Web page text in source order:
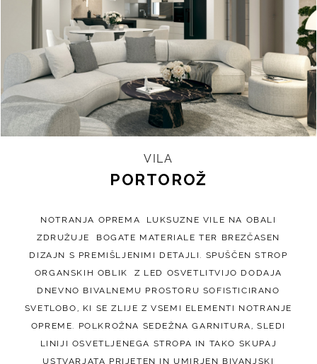
VILA
PORTOROŽ
NOTRANJA OPREMA LUKSUZNE VILE NA OBALI
ZDRUŽUJE BOGATE MATERIALE TER BREZČASEN
DIZAJN S PREMIŠLJENIMI DETAJLI. SPUŠČEN STROP
ORGANSKIH OBLIK Z LED OSVETLITVIJO DODAJA
DNEVNO BIVALNEMU PROSTORU SOFISTICIRANO
SVETLOBO, KI SE ZLIJE Z VSEMI ELEMENTI NOTRANJE
OPREME. POLKROŽNA SEDEŽNA GARNITURA, SLEDI
LINIJI OSVETLJENEGA STROPA IN TAKO SKUPAJ
USTVARJATA PRIJETEN IN UMIRJEN BIVANJSKI